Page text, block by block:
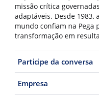
missão crítica
adaptáveis. Desde 1983,
mundo confiam na Pega
transformação em
Participe da conversa
Empresa